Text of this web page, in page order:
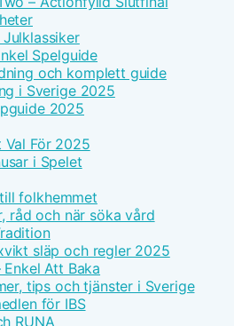
Spelguide
och komplett guide
i Sverige 2025
2025
Val För 2025
i Spelet
folkhemmet
råd och när söka vård
släp och regler 2025
Att Baka
tips och tjänster i Sverige
för IBS
RUNA